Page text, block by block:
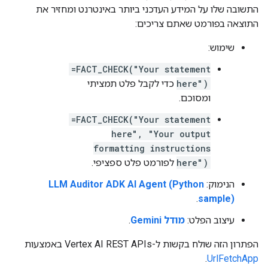
התשובה שלו על המידע העדכני ביותר באינטרנט ומחזיר את
התוצאה בפורמט שאתם צריכים:
שימוש:
=FACT_CHECK("Your statement
here") כדי לקבל פלט תמציתי
ומסוכם.
=FACT_CHECK("Your statement
here", "Your output
formatting instructions
here") לפורמט פלט ספציפי.
הנימוק: LLM Auditor ADK AI Agent (Python
sample)
.
עיצוב הפלט: מודל Gemini .
הפתרון הזה שולח בקשות ל-Vertex AI REST APIs באמצעות
UrlFetchApp
.